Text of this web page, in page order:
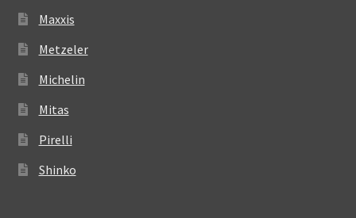
Maxxis
Metzeler
Michelin
Mitas
Pirelli
Shinko